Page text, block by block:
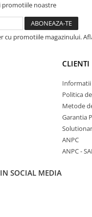
promotiile noastre
cu promotiile magazinului.
CLIENTI
Politica
Metode
Garantia
ANPC
ANPC -
SOCIAL MEDIA